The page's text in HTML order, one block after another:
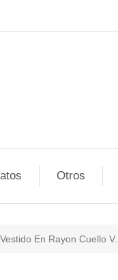
Otros
Vestido En Rayon Cuello